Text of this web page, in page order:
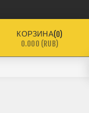
КОРЗИНА 0
0.000 (RUB)